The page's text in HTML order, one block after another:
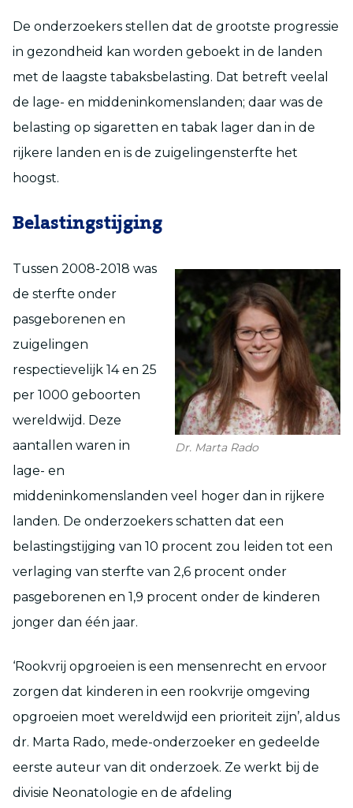
De onderzoekers stellen dat de grootste progressie
in gezondheid kan worden geboekt in de landen
met de laagste tabaksbelasting. Dat betreft veelal
de lage- en middeninkomenslanden; daar was de
belasting op sigaretten en tabak lager dan in de
rijkere landen en is de zuigelingensterfte het
hoogst.
Belastingstijging
Dr. Marta Rado
Tussen 2008-2018 was
de sterfte onder
pasgeborenen en
zuigelingen
respectievelijk 14 en 25
per 1000 geboorten
wereldwijd. Deze
aantallen waren in
lage- en
middeninkomenslanden veel hoger dan in rijkere
landen. De onderzoekers schatten dat een
belastingstijging van 10 procent zou leiden tot een
verlaging van sterfte van 2,6 procent onder
pasgeborenen en 1,9 procent onder de kinderen
jonger dan één jaar.
‘Rookvrij opgroeien is een mensenrecht en ervoor
zorgen dat kinderen in een rookvrije omgeving
opgroeien moet wereldwijd een prioriteit zijn’, aldus
dr. Marta Rado, mede-onderzoeker en gedeelde
eerste auteur van dit onderzoek. Ze werkt bij de
divisie Neonatologie en de afdeling